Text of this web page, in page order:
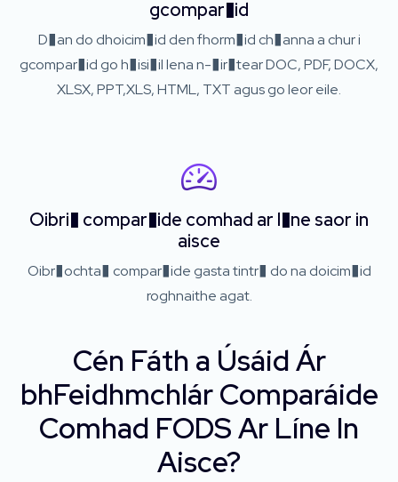
gcompar�id
D�an do dhoicim�id den fhorm�id ch�anna a chur i
gcompar�id go h�isi�il lena n-�ir�tear DOC, PDF, DOCX,
XLSX, PPT,XLS, HTML, TXT agus go leor eile.
Oibri� compar�ide comhad ar l�ne saor in
aisce
Oibr�ochta� compar�ide gasta tintr� do na doicim�id
roghnaithe agat.
Cén Fáth a Úsáid Ár
bhFeidhmchlár Comparáide
Comhad FODS Ar Líne In
Aisce?